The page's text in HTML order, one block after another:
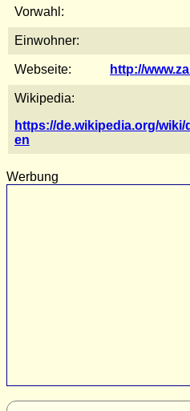
Vorwahl:
Einwohner:
Webseite: http://
Wikipedia:
https://de.wikipedia.org/wiki/
en
Werbung